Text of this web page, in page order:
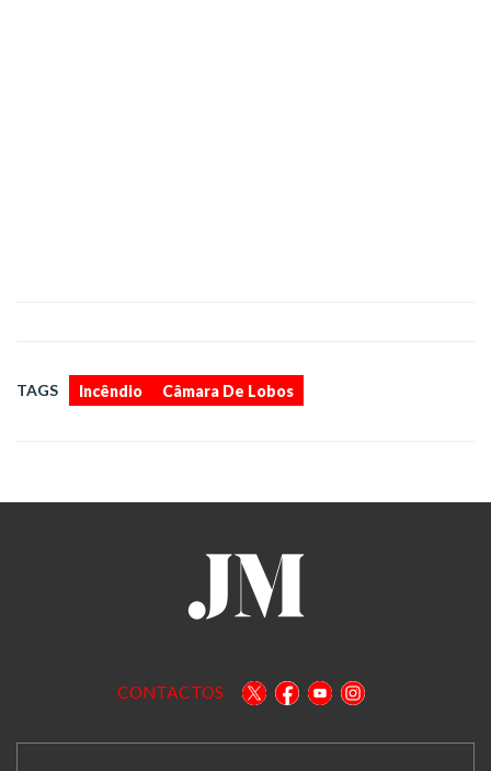
TAGS Incêndio Câmara De Lobos
CONTACTOS